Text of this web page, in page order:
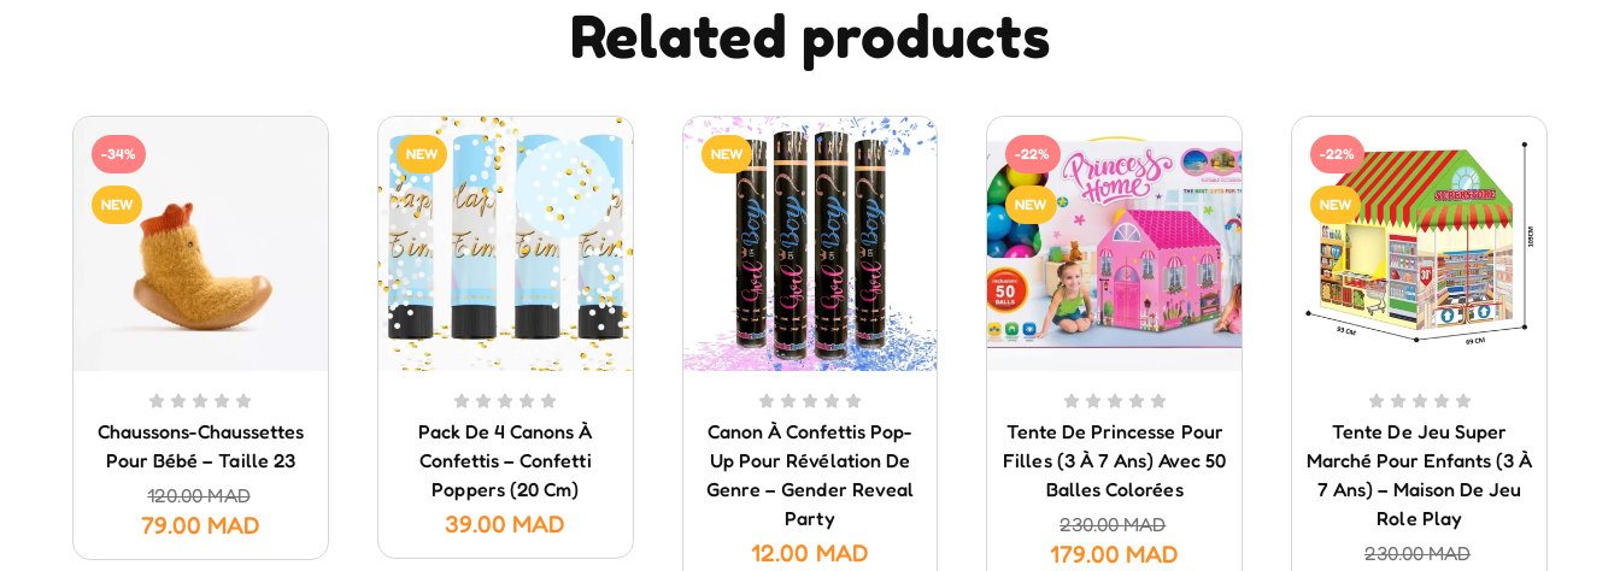
Related products
-34%
NEW
Chaussons-Chaussettes
Pour Bébé – Taille 23
120.00MAD
79.00 MAD
NEW
Pack De 4 Canons À
Confettis – Confetti
Poppers (20 Cm)
39.00 MAD
NEW
Canon À Confettis Pop-
Up Pour Révélation De
Genre – Gender Reveal
Party
12.00 MAD
-22%
NEW
Tente De Princesse Pour
Filles (3 À 7 Ans) Avec 50
Balles Colorées
230.00MAD
179.00 MAD
-22%
NEW
Tente De Jeu Super
Marché Pour Enfants (3 À
7 Ans) – Maison De Jeu
Role Play
230.00MAD